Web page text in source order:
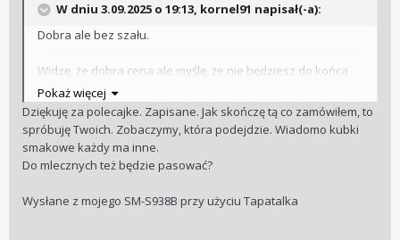
W dniu 3.09.2025 o 19:13, kornel91 napisał(-a):
Dobra ale bez szału.
Widzę, że dobra cena ale myślę, że nie będziesz do końca
zadowolony.
Ta jest najlepsza.
https://coffeelove.pl/pl/p/Coffee-Plant-Smooth-Sweet-1-kg-
kawa-ziarnista-OUTLET/6503?
srsltid=AfmBOopoAcVeOFeckAGe_aiqpK3NKlvcIj2LrBbXtjYG-
XAe15_3cBzZ
Ja polecę na pewno tą bo jest bardzo dobra do czarnych
Pokaż więcej
Dziękuję za polecajke. Zapisane. Jak skończę tą co zamówiłem, to
spróbuję Twoich. Zobaczymy, która podejdzie. Wiadomo kubki
smakowe każdy ma inne.
Do mlecznych też będzie pasować?
Wysłane z mojego SM-S938B przy użyciu Tapatalka